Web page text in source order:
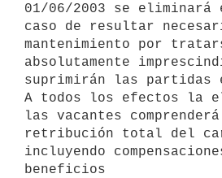
01/06/2003 se eliminará
caso de resultar
mantenimiento por
absolutamente
suprimirán las partidas
A todos los efectos la
las vacantes
retribución total del
incluyendo
beneficios